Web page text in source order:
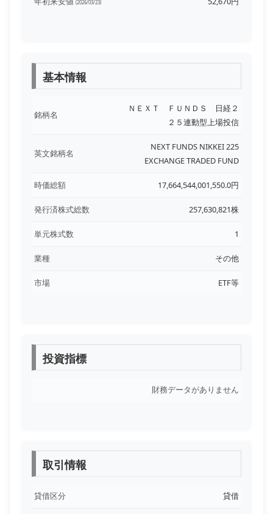
(2026/03/23)
基本情報
銘柄名
ＮＥＸＴ ＦＵＮＤＳ 日経２
２５連動型上場投信
英文銘柄名
NEXT FUNDS NIKKEI 225
EXCHANGE TRADED FUND
時価総額 17,664,544,001,550.0円
発行済株式総数 257,630,821株
単元株式数 1
業種 その他
市場 ETF等
投資指標
財務データがありません
取引情報
貸借区分 貸借